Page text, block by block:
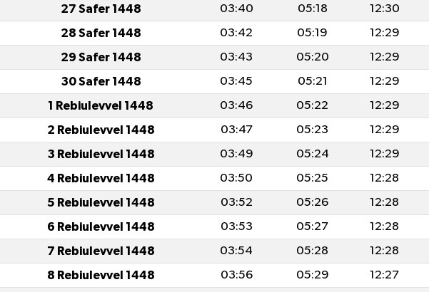
27 Safer 1448 03:40 05:18 12:30
28 Safer 1448 03:42 05:19 12:29
29 Safer 1448 03:43 05:20 12:29
30 Safer 1448 03:45 05:21 12:29
1 Rebiulevvel 1448 03:46 05:22 12:29
2 Rebiulevvel 1448 03:47 05:23 12:29
3 Rebiulevvel 1448 03:49 05:24 12:29
4 Rebiulevvel 1448 03:50 05:25 12:28
5 Rebiulevvel 1448 03:52 05:26 12:28
6 Rebiulevvel 1448 03:53 05:27 12:28
7 Rebiulevvel 1448 03:54 05:28 12:28
8 Rebiulevvel 1448 03:56 05:29 12:27